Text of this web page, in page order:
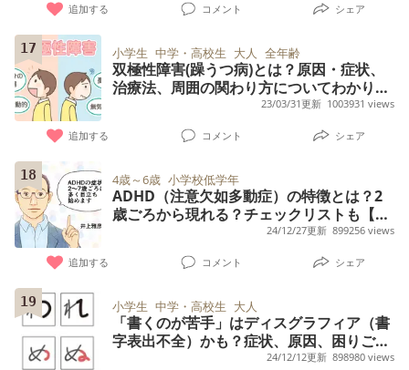
追加する コメント シェア
17 小学生 中学・高校生 大人 全年齢
双極性障害(躁うつ病)とは？原因・症状、
治療法、周囲の関わり方についてわかりや
すく解説します【精神科医監修】
23/03/31更新 1003931 views
追加する コメント シェア
18 4歳～6歳 小学校低学年
ADHD（注意欠如多動症）の特徴とは？2
歳ごろから現れる？チェックリストも【専
24/12/27更新 899256 views
追加する コメント シェア
19 小学生 中学・高校生 大人
「書くのが苦手」はディスグラフィア（書
字表出不全）かも？症状、原因、困りご
と、対処法まとめ【専門家監修】
24/12/12更新 898980 views